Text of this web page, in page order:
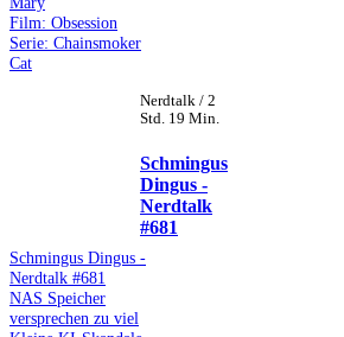
Film: Obsession
Serie: Chainsmoker
Cat
Nerdtalk / 2
Std. 19 Min.
Schmingus
Dingus -
Nerdtalk
#681
Schmingus Dingus -
Nerdtalk #681
NAS Speicher
versprechen zu viel